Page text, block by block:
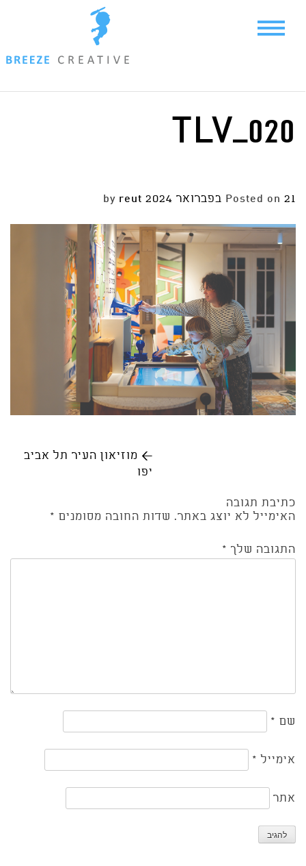
TLV_020
Posted on 21 בפברואר 2024 reut
navigation
← מוזיאון העיר תל אביב
יפו
כתיבת תגובה
האימייל לא יוצג באתר. שדות החובה מסומנים *
התגובה שלך *
שם *
אימייל *
אתר